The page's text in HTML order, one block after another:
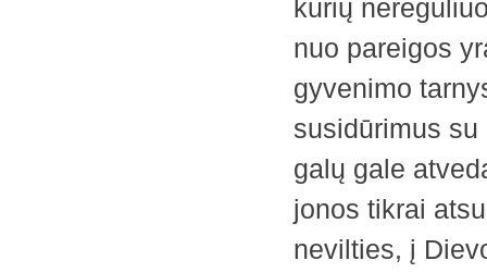
kurių
nuo pareigos
gyvenimo
susidūrimus
galų gale
jonos tikrai
nevilties, į